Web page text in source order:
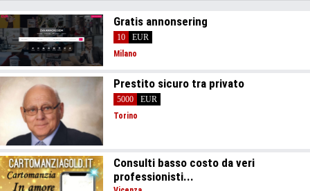
Gratis annonsering
10
EUR
Milano
Prestito sicuro tra privato
5000
EUR
Torino
Consulti basso costo da veri
professionisti...